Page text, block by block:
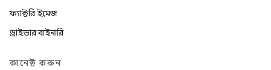
ফ্যাক্টরি ইমেজ
ড্রাইভার বাইনারি
কানেক্ট করুন